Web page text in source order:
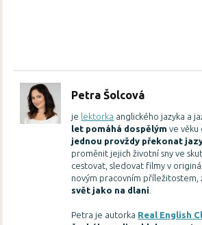
Petra Šolcová
je lektorka anglického jazyka a
let pomáhá dospělým ve věku
jednou provždy překonat
proměnit jejich životní sny ve
cestovat, sledovat filmy v
novým pracovním příležitostem,
svět jako na dlani
Petra je autorka Real English